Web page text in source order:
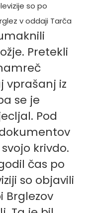
so po
v oddaji Tarča
Pretekli
vprašanj iz
se je
Pod
krivdo.
čas po
so objavili
Brglezov